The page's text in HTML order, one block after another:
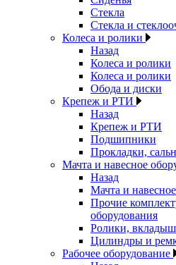
Стекла
Стекла и
Колеса и ролики
Назад
Колеса и ролики
Колеса и ролики
Обода и диски
Крепеж и РТИ
Назад
Крепеж и РТИ
Подшипники
Прокладки,
Мачта и навесное
Назад
Мачта и
Прочие
оборудования
Ролики,
Цилиндры и
Рабочее оборудование